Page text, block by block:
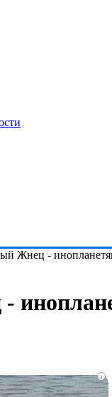
Жнец -
i